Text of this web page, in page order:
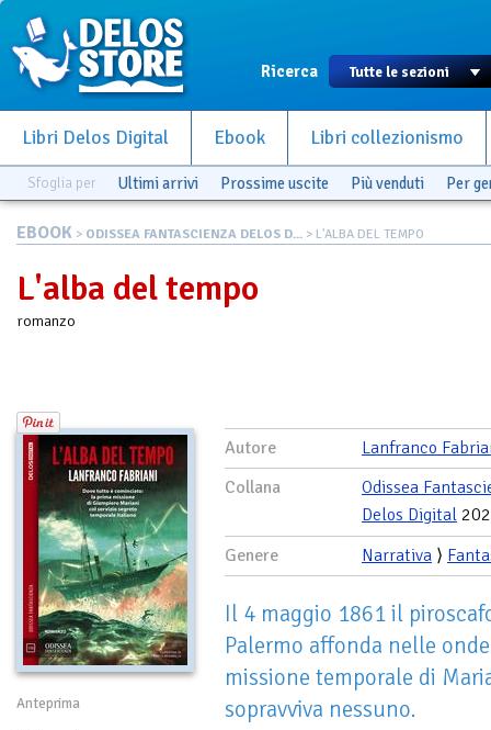
Ricerca
Libri Delos Digital Ebook Libri collezionismo
Sfoglia per Ultimi arrivi Prossime uscite Più venduti Per
EBOOK > ODISSEA FANTASCIENZA DELOS D... > L'ALBA DEL TEMPO
L'alba del tempo
romanzo
Anteprima
Autore
Lanfranco
Collana
Odissea
Delos Digital
Genere
Narrativa ⟩
Il 4 maggio 1861 il
Palermo affonda nelle
missione temporale di
sopravviva nessuno.